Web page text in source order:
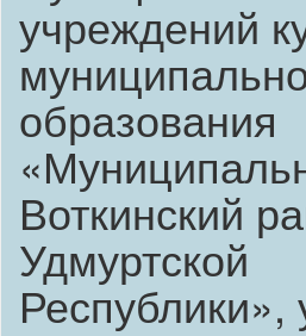
учреждений
образования
Воткинский
Удмуртской
Республики»,